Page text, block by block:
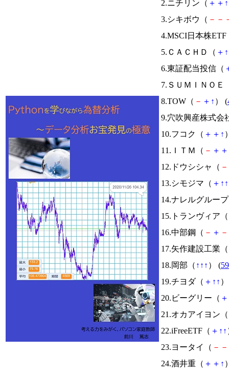
2.ニチリン（ ＋ ＋ ↑
3.シキボウ（ － －
4.MSCI日本株ETF
5.ＣＡＣＨＤ（ ＋ ↑
6.東証配当投信（
7.ＳＵＭＩＮＯＥ
8.TOW（ － ＋ ↑ ） (
9.穴吹興産株式会
10.フコク（ ＋ ＋ ↑
11.ＩＴＭ（ － ＋ ＋
12.ドウシシャ（ －
13.シモジマ（ ＋ ↑ ↑
14.ナレルグルー
15.トランヴィア（
16.中部鋼（ － ＋ －
17.矢作建設工業（
18.岡部（ ↑ ↑ ↑ ） (
19.チヨダ（ ＋ ↑ ↑
20.ビーグリー（ ＋
21.オカアイヨン（
22.iFreeETF（ ＋ ↑ ↑
23.ヨータイ（ － －
24.酒井重（ ＋ ＋ ↑